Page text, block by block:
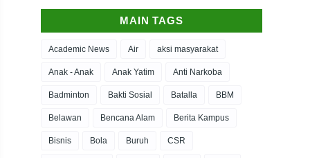
MAIN TAGS
Academic News Air aksi masyarakat
Anak - Anak Anak Yatim Anti Narkoba
Badminton Bakti Sosial Batalla BBM
Belawan Bencana Alam Berita Kampus
Bisnis Bola Buruh CSR